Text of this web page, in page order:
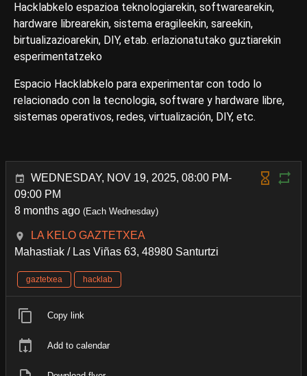
Hacklabkelo espazioa teknologiarekin, softwarearekin,
hardware librearekin, sistema eragileekin, sareekin,
birtualizazioarekin, DIY, etab. erlazionatutako guztiarekin
esperimentatzeko
Espacio Hacklabkelo para experimentar con todo lo
relacionado con la tecnologia, software y hardware libre,
sistemas operativos, redes, virtualización, DIY, etc.
WEDNESDAY, NOV 19, 2025, 08:00 PM-
09:00 PM
8 months ago (Each Wednesday)
LA KELO GAZTETXEA
Mahastiak / Las Viñas 63, 48980 Santurtzi
gaztetxea hacklab
Copy link
Add to calendar